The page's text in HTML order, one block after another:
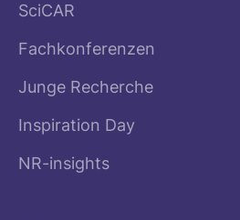
SciCAR
Fachkonferenzen
Junge Recherche
Inspiration Day
NR-insights